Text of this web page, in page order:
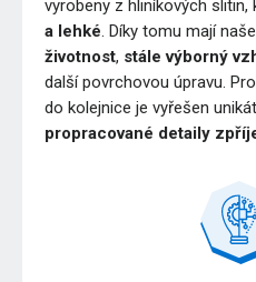
vyrobeny z hliníkových slitin,
a lehké . Díky tomu mají
životnost, stále výborný
další povrchovou úpravu.
do kolejnice je vyřešen
propracované detaily